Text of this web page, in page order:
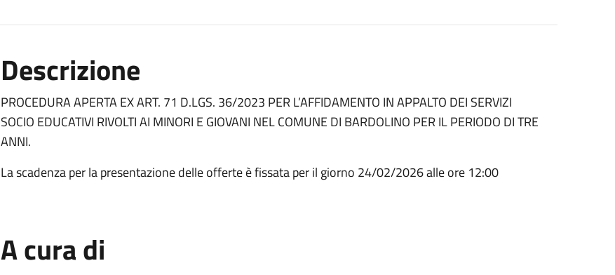
Descrizione
PROCEDURA APERTA EX ART. 71 D.LGS. 36/2023 PER L’AFFIDAMENTO IN APPALTO DEI SERVIZI
SOCIO EDUCATIVI RIVOLTI AI MINORI E GIOVANI NEL COMUNE DI BARDOLINO PER IL PERIODO DI TRE
ANNI.
La scadenza per la presentazione delle offerte è fissata per il giorno 24/02/2026 alle ore 12:00
A cura di